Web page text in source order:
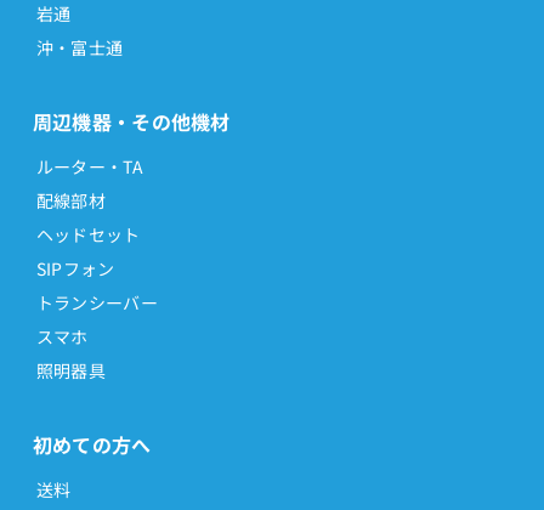
岩通
沖・富士通
周辺機器・その他機材
ルーター・TA
配線部材
ヘッドセット
SIPフォン
トランシーバー
スマホ
照明器具
初めての方へ
送料